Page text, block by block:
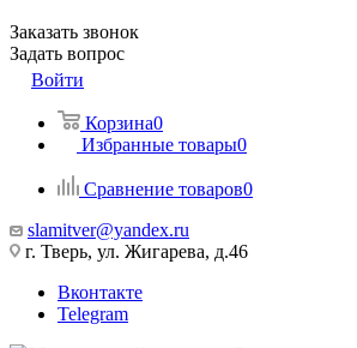
Заказать звонок
Задать вопрос
Войти
Корзина0
Избранные товары0
Сравнение товаров0
slamitver@yandex.ru
г. Тверь, ул. Жигарева, д.46
Вконтакте
Telegram